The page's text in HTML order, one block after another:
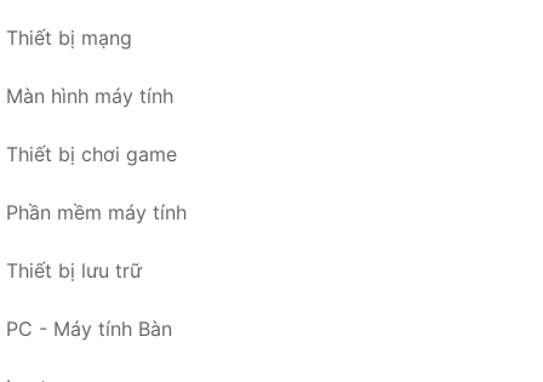
Thiết bị mạng
Màn hình máy tính
Thiết bị chơi game
Phần mềm máy tính
Thiết bị lưu trữ
PC - Máy tính Bàn